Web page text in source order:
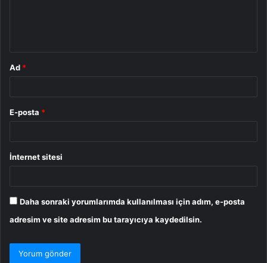
Ad *
E-posta *
İnternet sitesi
Daha sonraki yorumlarımda kullanılması için adım, e-posta
adresim ve site adresim bu tarayıcıya kaydedilsin.